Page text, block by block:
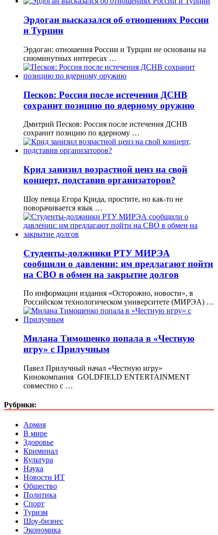
Эрдоган высказался об отношениях России
и Турции
Эрдоган: отношения России и Турции не основаны на
сиюминутных интересах …
Песков: Россия после истечения ДСНВ
сохранит позицию по ядерному оружию
Дмитрий Песков: Россия после истечения ДСНВ
сохранит позицию по ядерному …
Крид занизил возрастной ценз на свой
концерт, подставив организаторов?
Шоу певца Егора Крида, простите, но как-то не
поворачивается язык …
Студенты-должники РТУ МИРЭА
сообщили о давлении: им предлагают пойти
на СВО в обмен на закрытие долгов
По информации издания «Осторожно, новости», в
Российском технологическом университете (МИРЭА) …
Милана Тимошенко попала в «Честную
игру» с Прилучным
Павел Прилучный начал «Честную игру»
Кинокомпания GOLDFIELD ENTERTAINMENT
совместно с …
Рубрики:
Армия
В мире
Здоровье
Криминал
Культура
Наука
Новости ИТ
Общество
Политика
Спорт
Туризм
Шоу-бизнес
Экономика